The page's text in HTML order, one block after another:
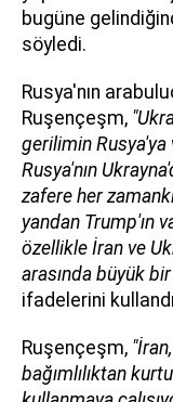
bugüne
söyledi.
Rusya'nın
Ruşençeşm,
gerilimin Rusya'ya
Rusya'nın
zafere her
yandan Trump'ın
özellikle İran ve
arasında büyük
ifadelerini
Ruşençeşm,
bağımlılıktan